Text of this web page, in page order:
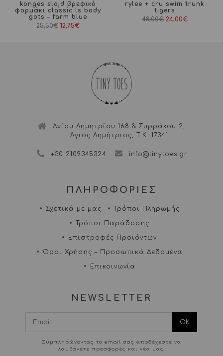
konges slojd βρεφικό
φορμάκι classic ls body
gots – farm blue
25,50€ 12,75€
rylee + cru swim trunk
tigers
48,00€ 24,00€
Αγίου Δημητρίου 168 & Συρράκου 2,
Άγιος Δημήτριος, Τ.Κ. 17341
+30 2109345324 info@tinytoes.gr
ΠΛΗΡΟΦΟΡΙΕΣ
Σχετικά με μας Τρόποι Πληρωμής
Τρόποι Παράδοσης
Επιστροφές Προϊόντων
Όροι Χρήσης – Προσωπικά Δεδομένα
Επικοινωνία
NEWSLETTER
Συμπληρώνοντας το email σας αποδέχεστε να
λαμβάνετε προσφορές και νέα μας.